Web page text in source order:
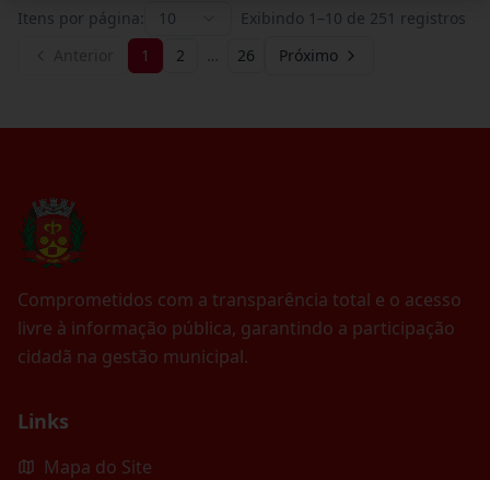
Itens por página: 10 Exibindo 1 –10 de 251 registros
1 2 … 26 Próximo
Comprometidos com a transparência total e o acesso
livre à informação pública, garantindo a participação
cidadã na gestão municipal.
Links
Mapa do Site